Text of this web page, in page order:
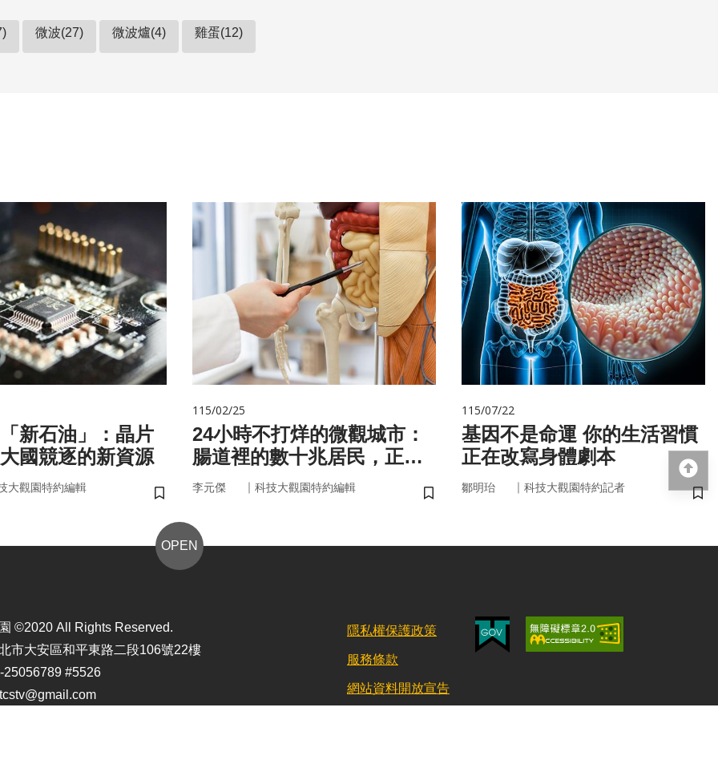
微波(27) 微波爐(4) 雞蛋(12)
新石油」：晶片
國競逐的新資源
大觀園特約編輯
儲存書籤
115/02/25
24小時不打烊的微觀城市：
腸道裡的數十兆居民，正悄
悄掌管你的大腦與健康
李元傑 ｜ 科技大觀園特約編輯
儲存書籤
115/07/22
基因不是命運 你的生活習慣
正在改寫身體劇本
鄒明珆 ｜ 科技大觀園特約記者
儲
OPEN
©2020 All Rights Reserved.
市大安區和平東路二段106號22樓
25056789 #5526
隱私權保護政策
服務條款
網站資料開放宣告
回